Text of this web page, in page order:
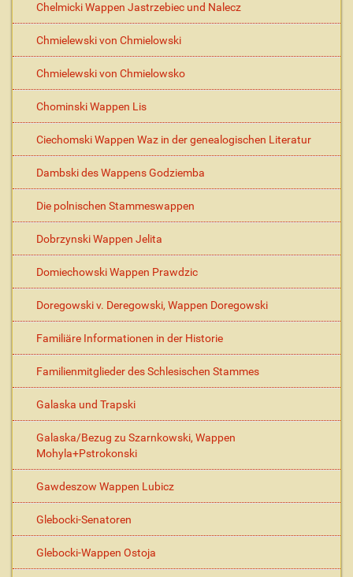
Chelmicki Wappen Jastrzebiec und Nalecz
Chmielewski von Chmielowski
Chmielewski von Chmielowsko
Chominski Wappen Lis
Ciechomski Wappen Waz in der genealogischen Literatur
Dambski des Wappens Godziemba
Die polnischen Stammeswappen
Dobrzynski Wappen Jelita
Domiechowski Wappen Prawdzic
Doregowski v. Deregowski, Wappen Doregowski
Familiäre Informationen in der Historie
Familienmitglieder des Schlesischen Stammes
Galaska und Trapski
Galaska/Bezug zu Szarnkowski, Wappen
Mohyla+Pstrokonski
Gawdeszow Wappen Lubicz
Glebocki-Senatoren
Glebocki-Wappen Ostoja